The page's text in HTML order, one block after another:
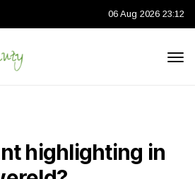
06 Aug 2026 23:12
highlighting in